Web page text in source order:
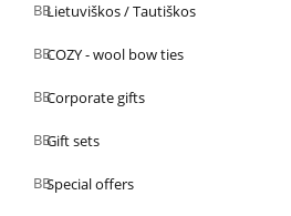
Lietuviškos / Tautiškos
COZY - wool bow ties
Corporate gifts
Gift sets
Special offers